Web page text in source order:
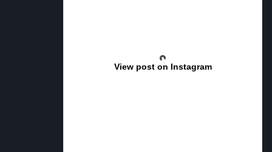
View post on Instagram